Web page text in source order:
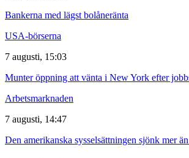
Bankerna med lägst bolåneränta
USA-börserna
7 augusti, 15:03
Munter öppning att vänta i New York efter
Arbetsmarknaden
7 augusti, 14:47
Den amerikanska sysselsättningen sjönk mer